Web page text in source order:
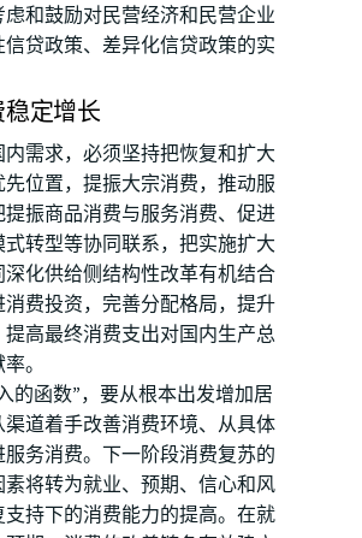
和鼓励对民营经济和民营企业
贷政策、差异化信贷政策的实
定增长
需求，必须坚持把恢复和扩大
位置，提振大宗消费，推动服
提振商品消费与服务消费、促进
转型等协同联系，把实施扩大
深化供给侧结构性改革有机结合
费投资，完善分配格局，提升
高最终消费支出对国内生产总
。
的函数”，要从根本出发增加居
渠道着手改善消费环境、从具体
务消费。下一阶段消费复苏的
将转为就业、预期、信心和风
支持下的消费能力的提高。在就